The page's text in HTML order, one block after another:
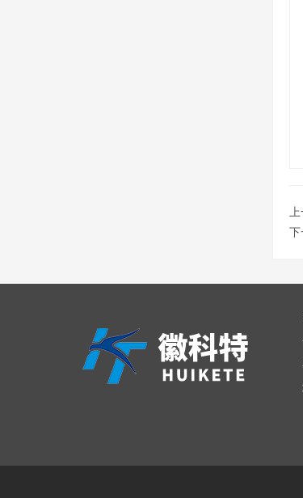
上
下